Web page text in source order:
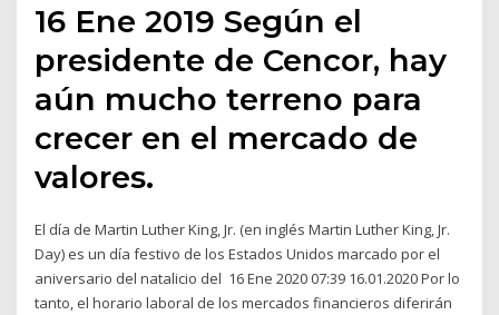
16 Ene 2019 Según el
presidente de Cencor, hay
aún mucho terreno para
crecer en el mercado de
valores.
El día de Martin Luther King, Jr. (en inglés Martin Luther King, Jr.
Day) es un día festivo de los Estados Unidos marcado por el
aniversario del natalicio del 16 Ene 2020 07:39 16.01.2020 Por lo
tanto, el horario laboral de los mercados financieros diferirán